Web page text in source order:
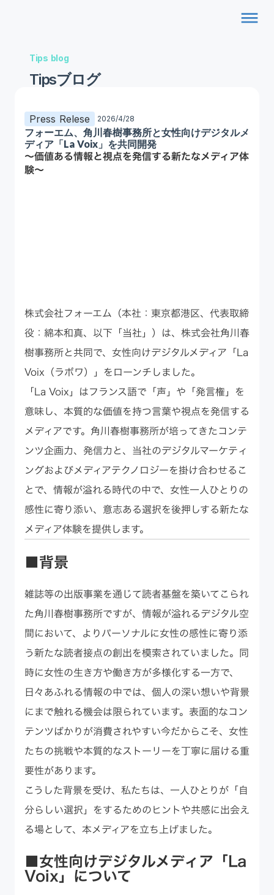
dehaze
Tips blog
Tipsブログ
Press Relese 2026/4/28
フォーエム、角川春樹事務所と女性向けデジタルメ
ディア「La Voix」を共同開発
〜価値ある情報と視点を発信する新たなメディア体
験〜
株式会社フォーエム（本社：東京都港区、代表取締
役：綿本和真、以下「当社」）は、株式会社角川春
樹事務所と共同で、女性向けデジタルメディア「La
Voix（ラボワ）」をローンチしました。
「La Voix」はフランス語で「声」や「発言権」を
意味し、本質的な価値を持つ言葉や視点を発信する
メディアです。角川春樹事務所が培ってきたコンテ
ンツ企画力、発信力と、当社のデジタルマーケティ
ングおよびメディアテクノロジーを掛け合わせるこ
とで、情報が溢れる時代の中で、女性一人ひとりの
感性に寄り添い、意志ある選択を後押しする新たな
メディア体験を提供します。
■背景
雑誌等の出版事業を通じて読者基盤を築いてこられ
た角川春樹事務所ですが、情報が溢れるデジタル空
間において、よりパーソナルに女性の感性に寄り添
う新たな読者接点の創出を模索されていました。同
時に女性の生き方や働き方が多様化する一方で、
日々あふれる情報の中では、個人の深い想いや背景
にまで触れる機会は限られています。表面的なコン
テンツばかりが消費されやすい今だからこそ、女性
たちの挑戦や本質的なストーリーを丁寧に届ける重
要性があります。
こうした背景を受け、私たちは、一人ひとりが「自
分らしい選択」をするためのヒントや共感に出会え
る場として、本メディアを立ち上げました。
■女性向けデジタルメディア「La
Voix」について